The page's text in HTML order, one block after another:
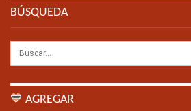
BÚSQUEDA
💙 AGREGAR